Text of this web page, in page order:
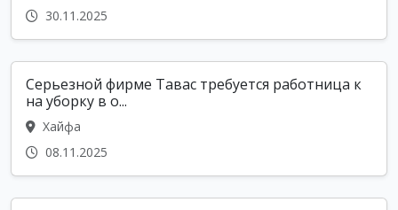
30.11.2025
Серьезной фирме Тавас требуется работница к
на уборку в о...
Хайфа
08.11.2025